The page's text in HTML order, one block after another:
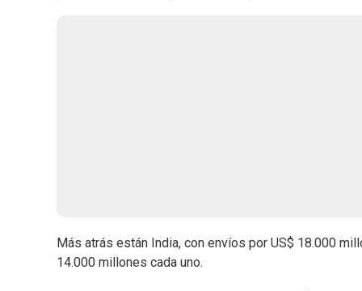
Más atrás están India, con envíos por US$ 18.000
14.000 millones cada uno.